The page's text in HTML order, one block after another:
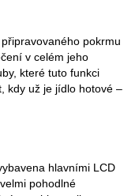
pokrmu
v celém jeho
které tuto funkci
kdy už je jídlo hotové –
hlavními LCD
pohodlné